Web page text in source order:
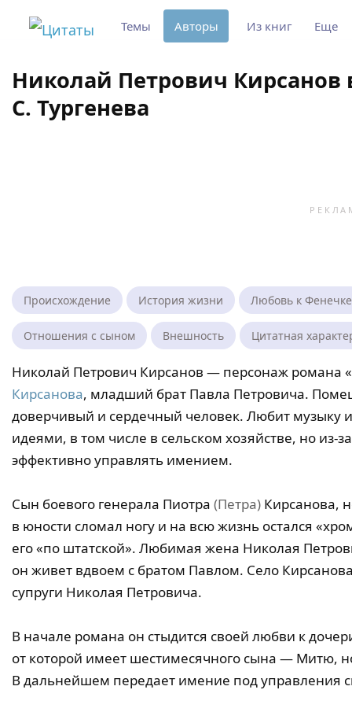
Николай Петрович
С. Тургенева
Происхождение История жизни Любовь к Фенечке
Отношения с сыном Внешность Цитатная
Николай Петрович Кирсанов — персонаж романа
Кирсанова, младший брат Павла Петровича.
доверчивый и сердечный человек. Любит музыку
идеями, в том числе в сельском хозяйстве, но из-
эффективно управлять имением.
Сын боевого генерала Пиотра (Петра) Кирсанова,
в юности сломал ногу и на всю жизнь остался
его «по штатской». Любимая жена Николая
он живет вдвоем с братом Павлом. Село
супруги Николая Петровича.
В начале романа он стыдится своей любви к
от которой имеет шестимесячного сына — Митю,
В дальнейшем передает имение под управления
Темы Авторы Из книг Еще